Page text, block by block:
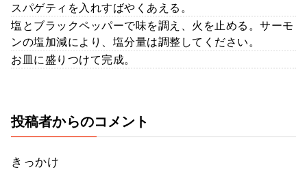
スパゲティを入れすばやくあえる。
塩とブラックペッパーで味を調え、火を止める。サーモ
ンの塩加減により、塩分量は調整してください。
お皿に盛りつけて完成。
投稿者からのコメント
きっかけ